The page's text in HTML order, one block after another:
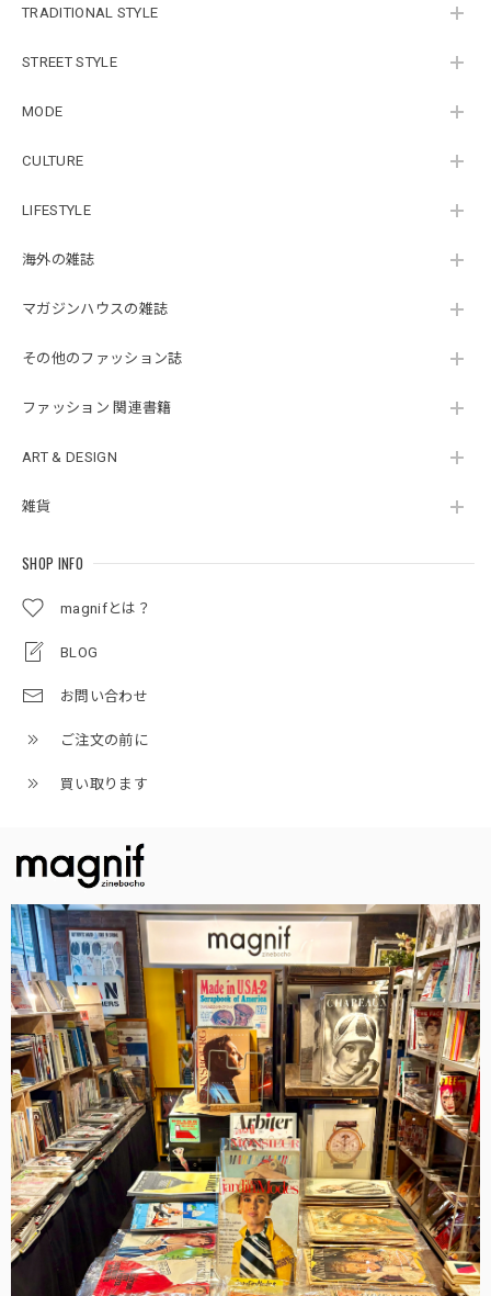
TRADITIONAL STYLE
STREET STYLE
MODE
CULTURE
LIFESTYLE
海外の雑誌
マガジンハウスの雑誌
その他のファッション誌
ファッション 関連書籍
ART & DESIGN
雑貨
SHOP INFO
magnifとは？
BLOG
お問い合わせ
ご注文の前に
買い取ります